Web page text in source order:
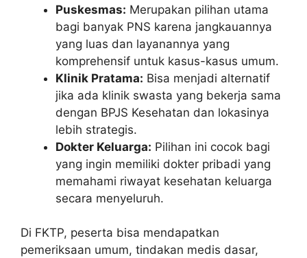
Puskesmas: Merupakan pilihan utama
bagi banyak PNS karena jangkauannya
yang luas dan layanannya yang
komprehensif untuk kasus-kasus umum.
Klinik Pratama: Bisa menjadi alternatif
jika ada klinik swasta yang bekerja sama
dengan BPJS Kesehatan dan lokasinya
lebih strategis.
Dokter Keluarga: Pilihan ini cocok bagi
yang ingin memiliki dokter pribadi yang
memahami riwayat kesehatan keluarga
secara menyeluruh.
Di FKTP, peserta bisa mendapatkan
pemeriksaan umum, tindakan medis dasar,